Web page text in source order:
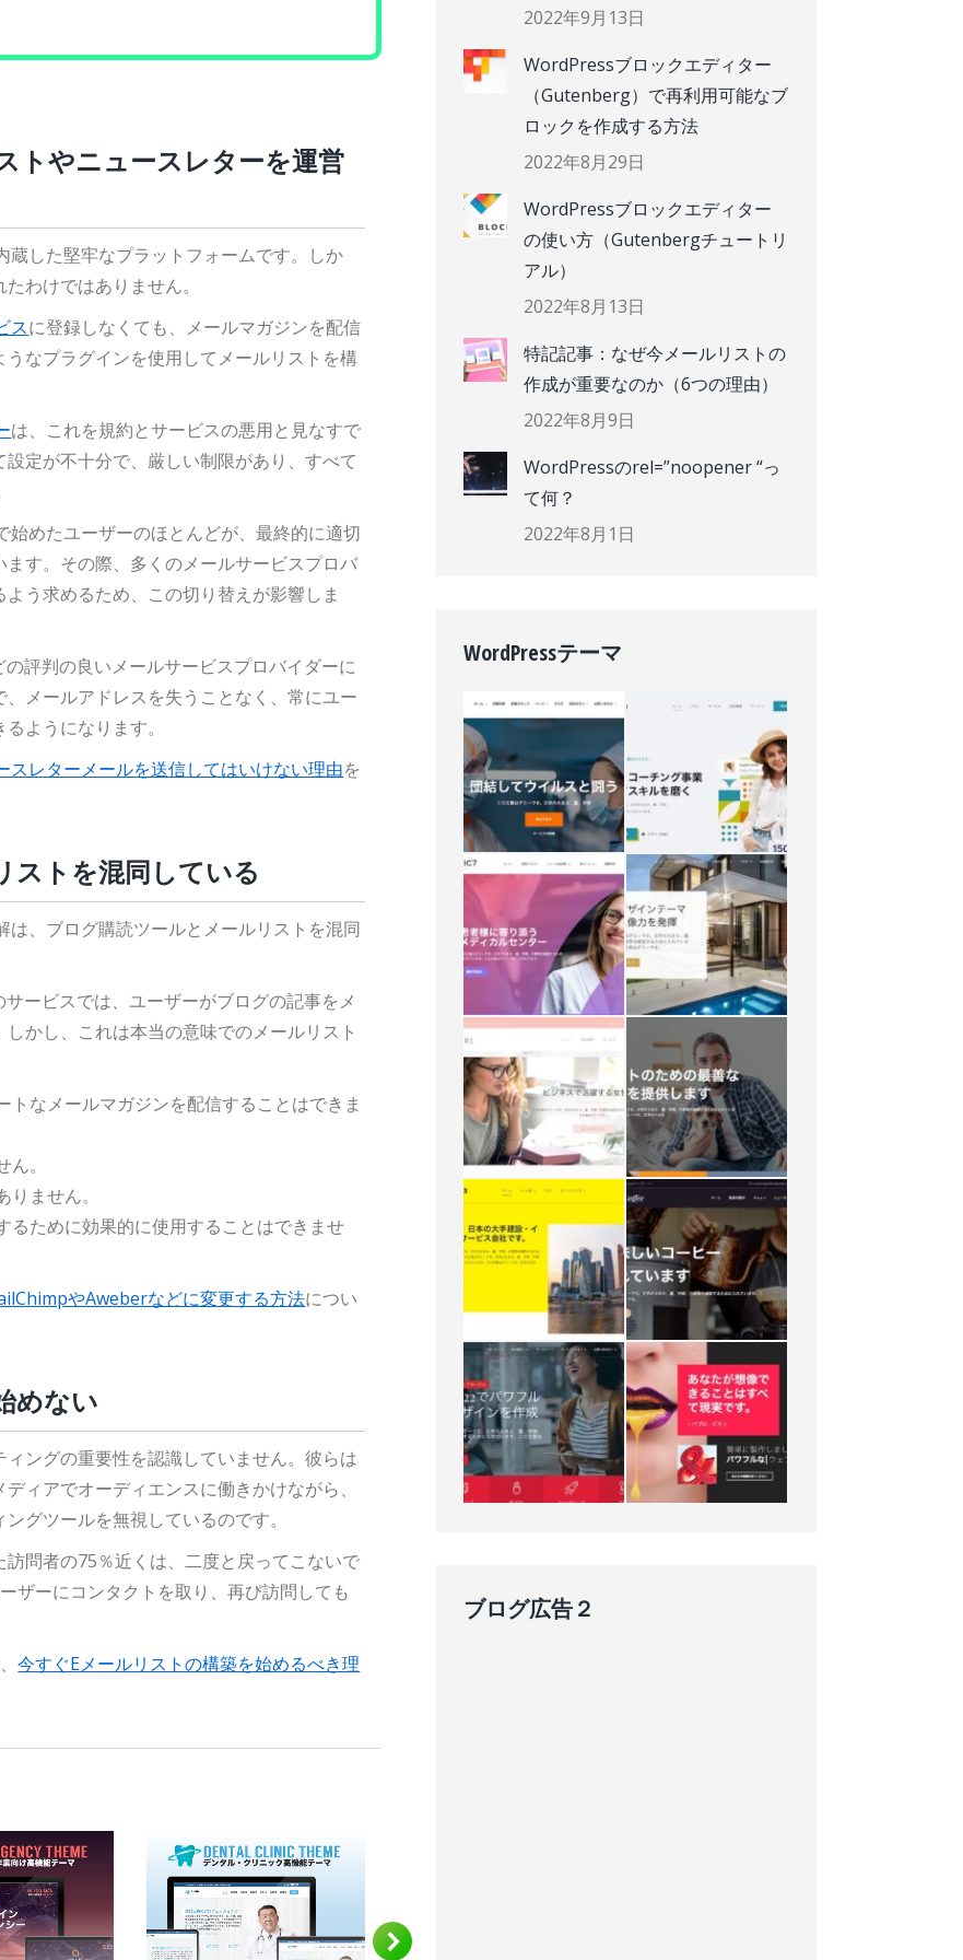
トやニュースレターを運営
蔵した堅牢なプラットフォームです。しか
わけではありません。
スに登録しなくても、メールマガジンを配信
なプラグインを使用してメールリストを構
は、これを規約とサービスの悪用と見なすで
定が不十分で、厳しい制限があり、すべて
めたユーザーのほとんどが、最終的に適切
す。その際、多くのメールサービスプロバ
う求めるため、この切り替えが影響しま
の評判の良いメールサービスプロバイダーに
メールアドレスを失うことなく、常にユー
ようになります。
スレターメールを送信してはいけない理由を
ストを混同している
、ブログ購読ツールとメールリストを混同
サービスでは、ユーザーがブログの記事をメ
かし、これは本当の意味でのメールリスト
なメールマガジンを配信することはできま
。
ません。
るために効果的に使用することはできませ
やAweberなどに変更する方法につい
めない
ングの重要性を認識していません。彼らは
ィアでオーディエンスに働きかけながら、
グツールを無視しているのです。
問者の75％近くは、二度と戻ってこないで
ザーにコンタクトを取り、再び訪問しても
今すぐEメールリストの構築を始めるべき理
2022年9月13日
WordPressブロックエディター
（Gutenberg）で再利用可能なブ
ロックを作成する方法
2022年8月29日
WordPressブロックエディター
の使い方（Gutenbergチュートリ
アル）
2022年8月13日
特記記事：なぜ今メールリストの
作成が重要なのか（6つの理由）
2022年8月9日
WordPressのrel=”noopener “っ
て何？
2022年8月1日
WordPressテーマ
ブログ広告２